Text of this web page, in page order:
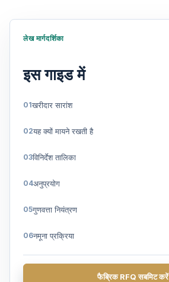
लेख मार्गदर्शिका
इस गाइड में
खरीदार सारांश
यह क्यों मायने रखती है
विनिर्देश तालिका
अनुप्रयोग
गुणवत्ता नियंत्रण
नमूना प्रक्रिया
अक्सर पूछे जाने वाले प्रश्न
फैब्रिक RFQ सबमिट करें